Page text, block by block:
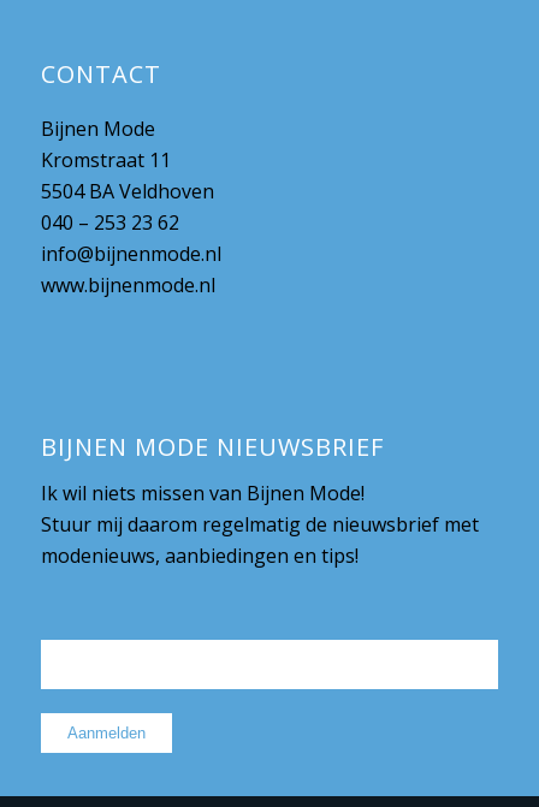
CONTACT
Bijnen Mode
Kromstraat 11
5504 BA Veldhoven
040 – 253 23 62
info@bijnenmode.nl
www.bijnenmode.nl
BIJNEN MODE NIEUWSBRIEF
Ik wil niets missen van Bijnen Mode!
Stuur mij daarom regelmatig de nieuwsbrief met
modenieuws, aanbiedingen en tips!